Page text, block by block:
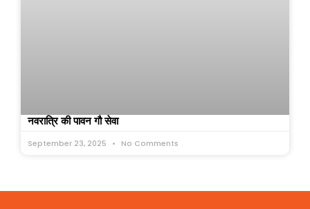
नवरात्रि की पावन गौ सेवा
September 23, 2025 No Comments